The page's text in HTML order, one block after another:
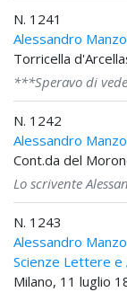
N. 1241
Alessandro
Torricella
***Speravo di
N. 1242
Alessandro
Cont.da del
Lo scrivente
N. 1243
Alessandro
Scienze Lettere e
Milano, 11 luglio